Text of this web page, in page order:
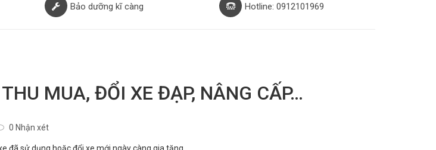
Bảo dưỡng kĩ càng Hotline: 0912101969
MUA, ĐỔI XE ĐẠP, NÂNG CẤP…
0 Nhận xét
đã sử dụng hoặc đổi xe mới ngày càng gia tăng